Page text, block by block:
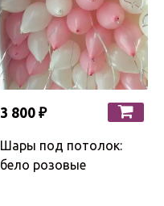
3 800 ₽
Шары под потолок:
бело розовые